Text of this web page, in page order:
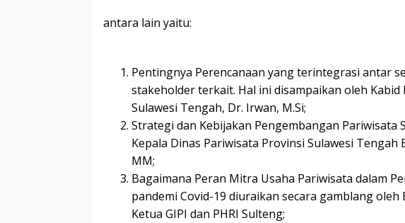
antara lain yaitu:
Pentingnya Perencanaan yang terintegrasi antar
stakeholder terkait. Hal ini disampaikan oleh Kabid
Sulawesi Tengah, Dr. Irwan, M.Si;
Strategi dan Kebijakan Pengembangan Pariwisata
Kepala Dinas Pariwisata Provinsi Sulawesi Tengah
MM;
Bagaimana Peran Mitra Usaha Pariwisata dalam
pandemi Covid-19 diuraikan secara gamblang oleh
Ketua GIPI dan PHRI Sulteng;